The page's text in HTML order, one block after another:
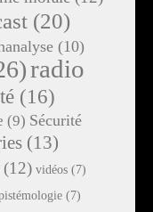
(20)
(10)
radio
(16)
(9) Sécurité
(13)
(12) vidéos (7)
(7)